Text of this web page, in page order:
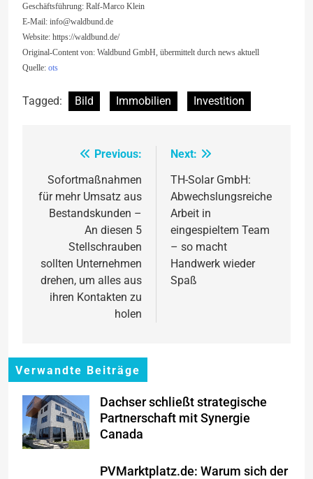
Geschäftsführung: Ralf-Marco Klein
E-Mail: info@waldbund.de
Website: https://waldbund.de/
Original-Content von: Waldbund GmbH, übermittelt durch news aktuell
Quelle: ots
Tagged: Bild Immobilien Investition
Beitragsnavigation
Previous:
Sofortmaßnahmen
für mehr Umsatz aus
Bestandskunden –
An diesen 5
Stellschrauben
sollten Unternehmen
drehen, um alles aus
ihren Kontakten zu
holen
Next:
TH-Solar GmbH:
Abwechslungsreiche
Arbeit in
eingespieltem Team
– so macht
Handwerk wieder
Spaß
Verwandte Beiträge
Dachser schließt strategische
Partnerschaft mit Synergie
Canada
PVMarktplatz.de: Warum sich der